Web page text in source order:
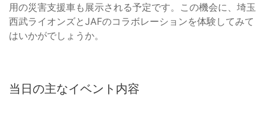
用の災害支援車も展示される予定です。この機会に、埼玉
西武ライオンズとJAFのコラボレーションを体験してみて
はいかがでしょうか。
当日の主なイベント内容